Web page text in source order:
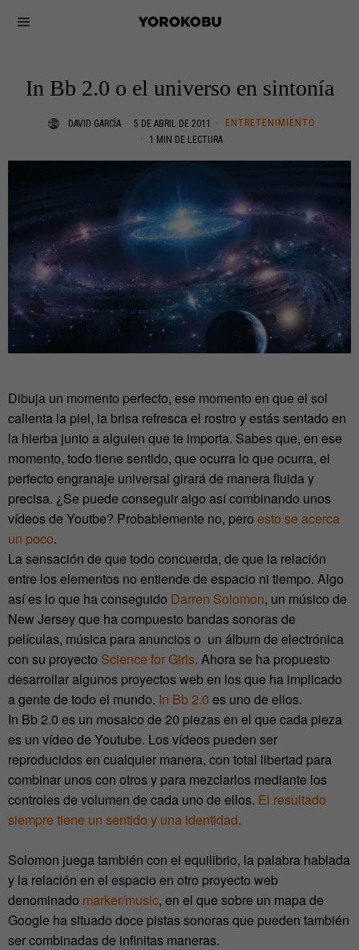
In Bb 2.0 o el universo en sintonía
DAVID GARCÍA 5 DE ABRIL DE 2011
ENTRETENIMIENTO
1 MIN DE LECTURA
Dibuja un momento perfecto, ese momento en que el sol
calienta la piel, la brisa refresca el rostro y estás sentado en
la hierba junto a alguien que te importa. Sabes que, en ese
momento, todo tiene sentido, que ocurra lo que ocurra, el
perfecto engranaje universal girará de manera fluida y
precisa. ¿Se puede conseguir algo así combinando unos
vídeos de Youtbe? Probablemente no, pero esto se acerca
un poco.
La sensación de que todo concuerda, de que la relación
entre los elementos no entiende de espacio ni tiempo. Algo
así es lo que ha conseguido Darren Solomon, un músico de
New Jersey que ha compuesto bandas sonoras de
películas, música para anuncios o un álbum de electrónica
con su proyecto Science for Girls. Ahora se ha propuesto
desarrollar algunos proyectos web en los que ha implicado
a gente de todo el mundo. In Bb 2.0 es uno de ellos.
In Bb 2.0 es un mosaico de 20 piezas en el que cada pieza
es un vídeo de Youtube. Los vídeos pueden ser
reproducidos en cualquier manera, con total libertad para
combinar unos con otros y para mezclarlos mediante los
controles de volumen de cada uno de ellos. El resultado
siempre tiene un sentido y una identidad.
Solomon juega también con el equilibrio, la palabra hablada
y la relación en el espacio en otro proyecto web
denominado marker/music, en el que sobre un mapa de
Google ha situado doce pistas sonoras que pueden también
ser combinadas de infinitas maneras.